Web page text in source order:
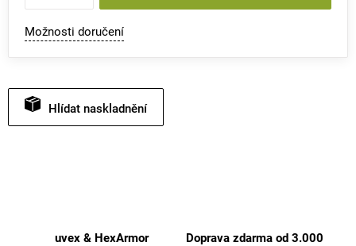
Možnosti doručení
Hlídat
uvex & HexArmor
Doprava zdarma od 3.000